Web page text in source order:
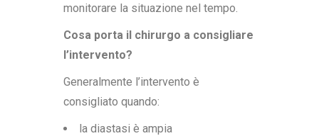
monitorare la situazione nel tempo.
Cosa porta il chirurgo a consigliare
l’intervento?
Generalmente l’intervento è
consigliato quando:
la diastasi è ampia